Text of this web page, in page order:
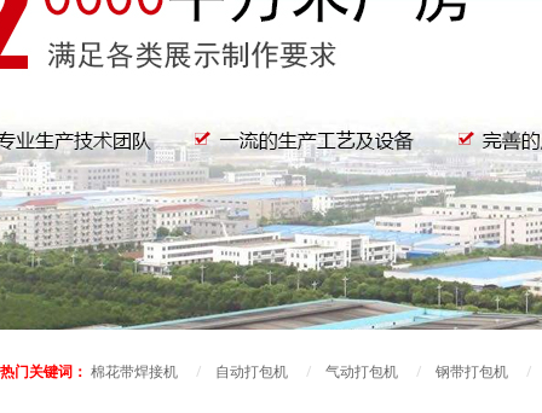
热门关键词： 棉花带焊接机 / 自动打包机 / 气动打包机 / 钢带打包机